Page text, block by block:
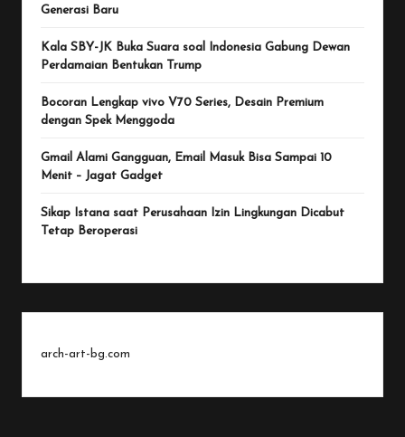
Generasi Baru
Kala SBY-JK Buka Suara soal Indonesia Gabung Dewan
Perdamaian Bentukan Trump
Bocoran Lengkap vivo V70 Series, Desain Premium
dengan Spek Menggoda
Gmail Alami Gangguan, Email Masuk Bisa Sampai 10
Menit – Jagat Gadget
Sikap Istana saat Perusahaan Izin Lingkungan Dicabut
Tetap Beroperasi
arch-art-bg.com